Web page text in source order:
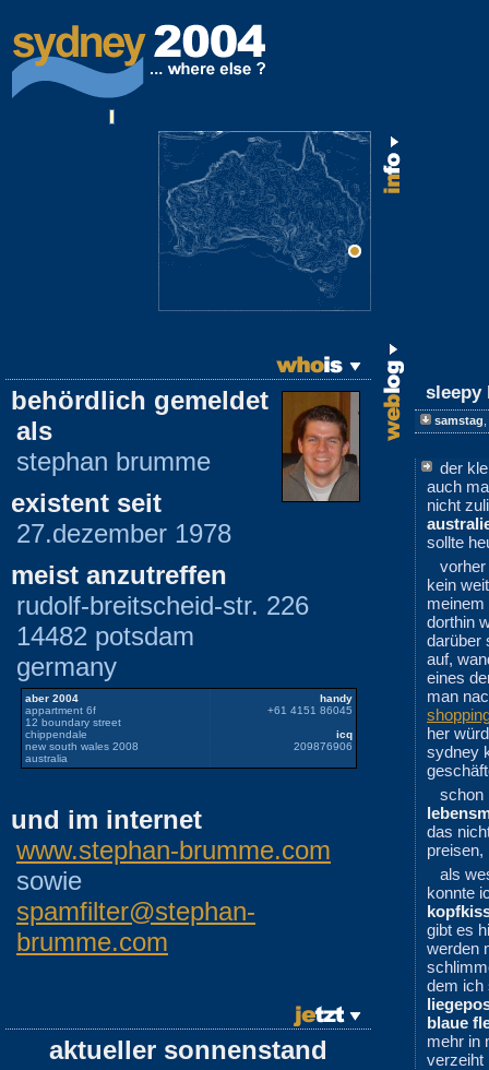
behördlich gemeldet
als
stephan brumme
existent seit
27.dezember 1978
meist anzutreffen
rudolf-breitscheid-str. 226
14482 potsdam
germany
aber 2004
appartment 6f
12 boundary street
chippendale
new south wales 2008
australia
handy
+61 4151 86045
icq
209876906
und im internet
www.stephan-brumme.com
sowie
spamfilter@stephan-
brumme.com
aktueller sonnenstand
sleepy
samstag
der
auch
nicht
sollte
kein
dorthin
darüber
auf,
eines
man
her
sydney
schon
das
als
konnte
gibt es
werden
dem ich
blaue
mehr in
verzeiht